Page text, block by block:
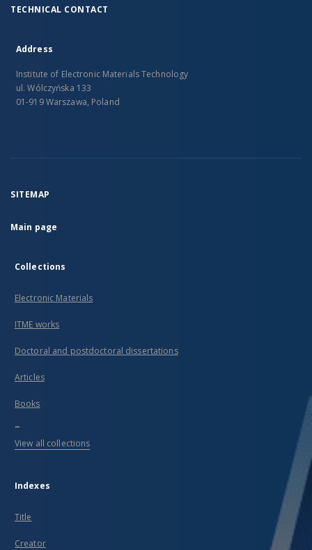
TECHNICAL CONTACT
Address
Institute of Electronic Materials Technology
ul. Wólczyńska 133
01-919 Warszawa, Poland
SITEMAP
Main page
Collections
Electronic Materials
ITME works
Doctoral and postdoctoral dissertations
Articles
Books
...
View all collections
Indexes
Title
Creator